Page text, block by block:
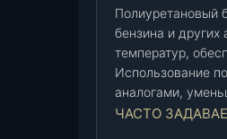
2
9
1
2
6
2
Полиуретановый
бензина и других
температур,
Использование
аналогами,
ЧАСТО